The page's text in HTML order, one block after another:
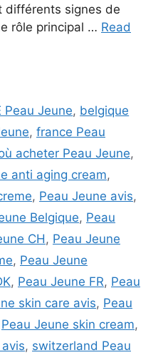
différents signes de
rôle principal … Read
Peau Jeune, belgique
, france Peau
acheter Peau Jeune,
anti aging cream,
, Peau Jeune avis,
Belgique, Peau
CH, Peau Jeune
, Peau Jeune
, Peau Jeune FR, Peau
skin care avis, Peau
Peau Jeune skin cream,
, switzerland Peau